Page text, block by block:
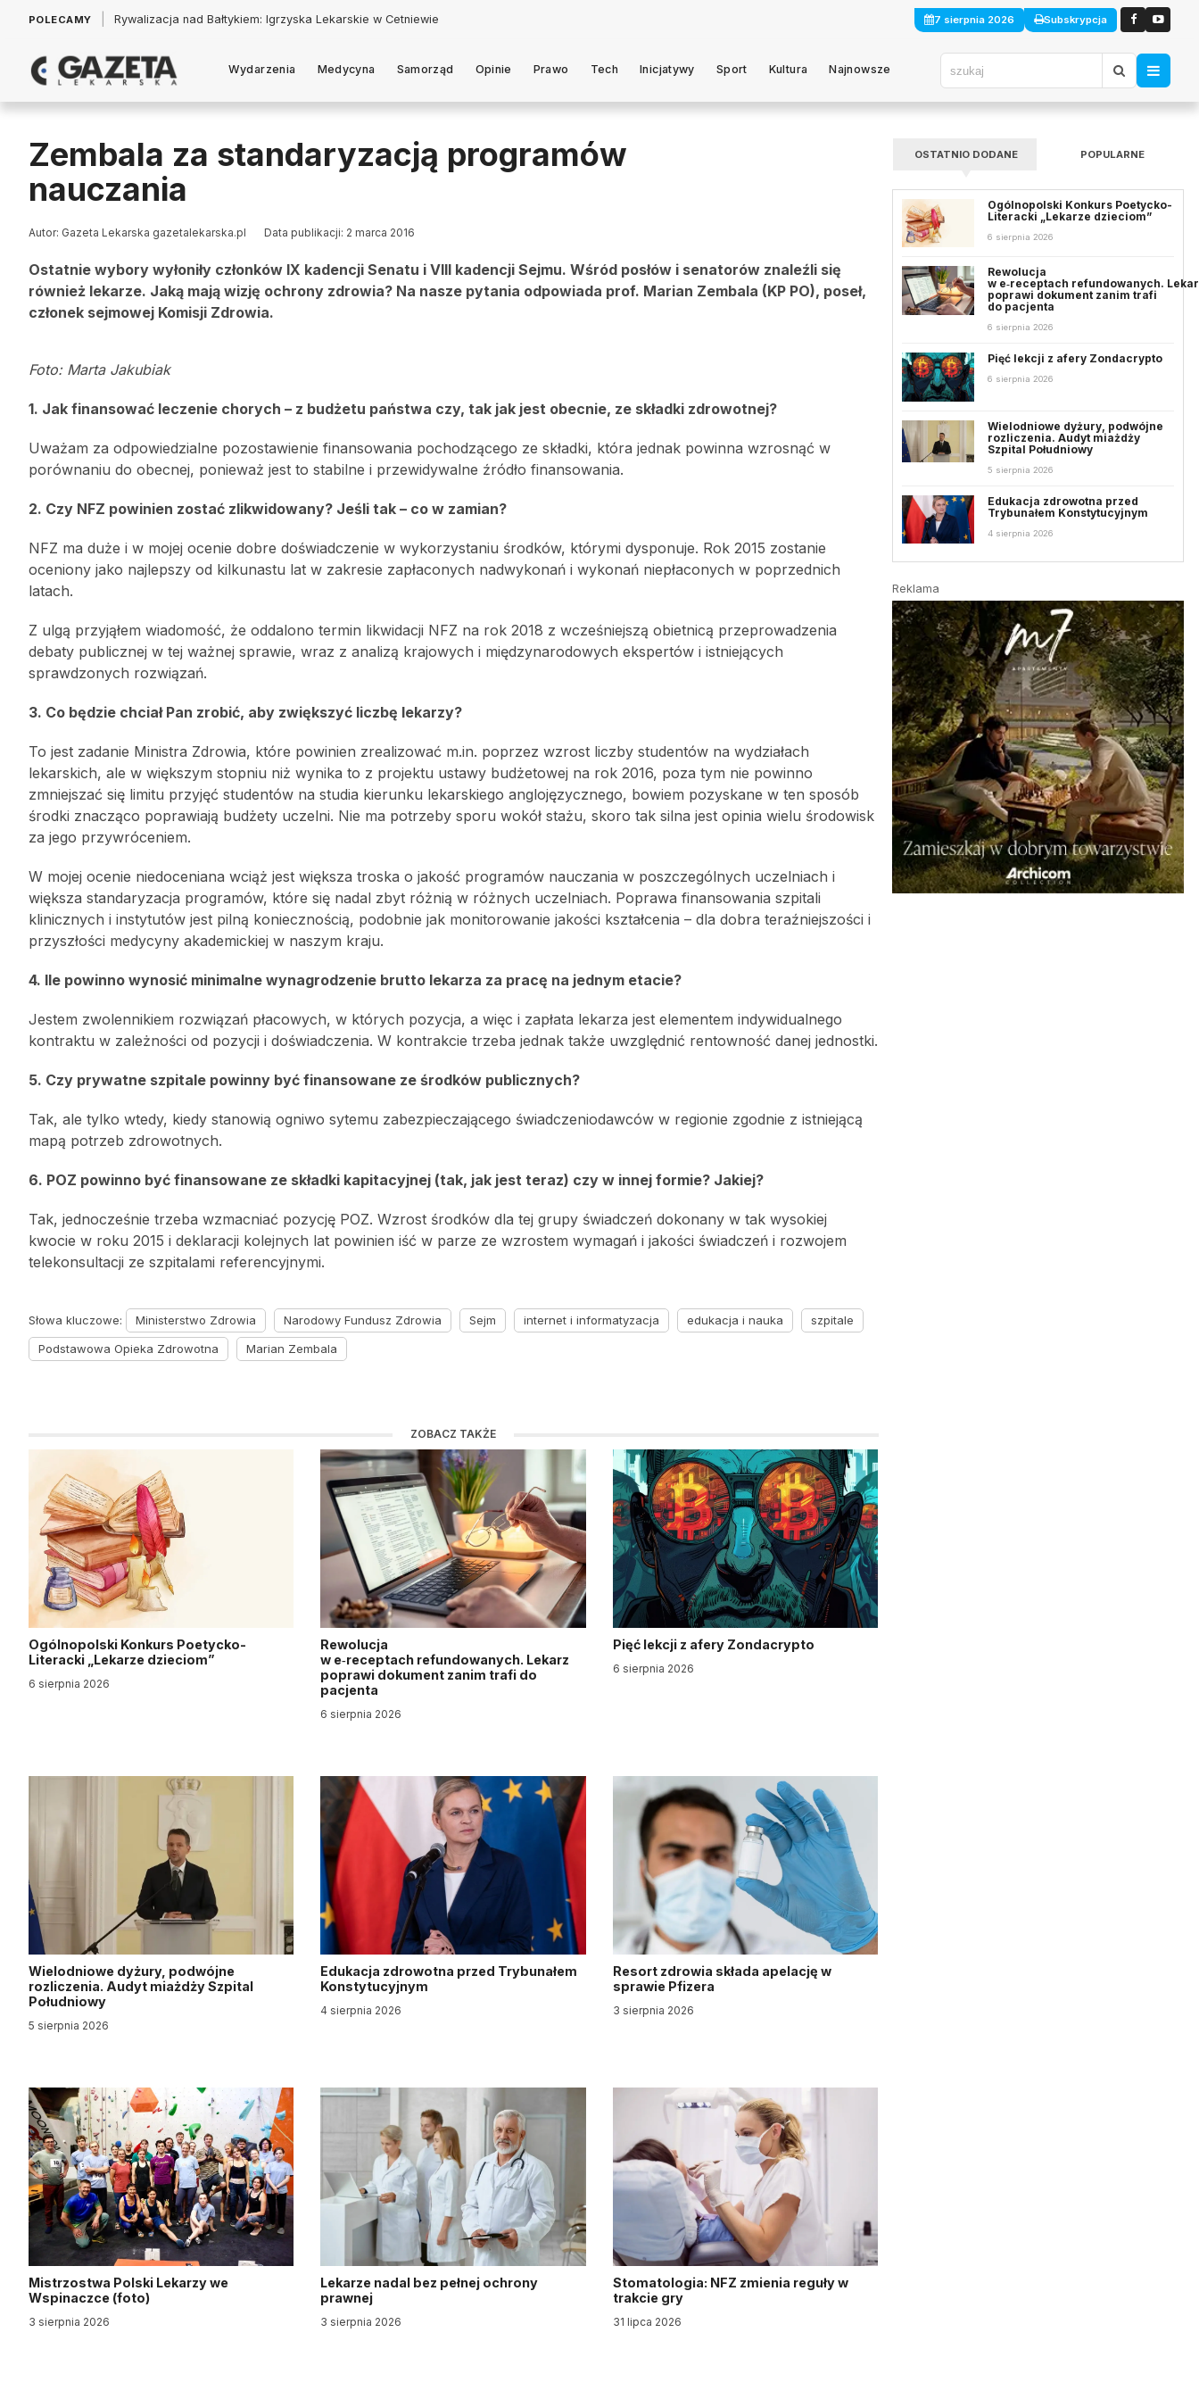
POLECAMY Łukasz Jankowski: Politycy w pogoni za króliczkiem 7 sierpnia 2026 Subskrypcja
Wydarzenia Medycyna Samorząd Opinie Prawo Tech Inicjatywy Sport Kultura Najnowsze
Zembala za standaryzacją programów
nauczania
Autor: Gazeta Lekarska gazetalekarska.pl Data publikacji: 2 marca 2016
Ostatnie wybory wyłoniły członków IX kadencji Senatu i VIII kadencji Sejmu. Wśród posłów i senatorów znaleźli się
również lekarze. Jaką mają wizję ochrony zdrowia? Na nasze pytania odpowiada prof. Marian Zembala (KP PO), poseł,
członek sejmowej Komisji Zdrowia.
Foto: Marta Jakubiak
1. Jak finansować leczenie chorych – z budżetu państwa czy, tak jak jest obecnie, ze składki zdrowotnej?
Uważam za odpowiedzialne pozostawienie finansowania pochodzącego ze składki, która jednak powinna wzrosnąć w
porównaniu do obecnej, ponieważ jest to stabilne i przewidywalne źródło finansowania.
2. Czy NFZ powinien zostać zlikwidowany? Jeśli tak – co w zamian?
NFZ ma duże i w mojej ocenie dobre doświadczenie w wykorzystaniu środków, którymi dysponuje. Rok 2015 zostanie
oceniony jako najlepszy od kilkunastu lat w zakresie zapłaconych nadwykonań i wykonań niepłaconych w poprzednich
latach.
Z ulgą przyjąłem wiadomość, że oddalono termin likwidacji NFZ na rok 2018 z wcześniejszą obietnicą przeprowadzenia
debaty publicznej w tej ważnej sprawie, wraz z analizą krajowych i międzynarodowych ekspertów i istniejących
sprawdzonych rozwiązań.
3. Co będzie chciał Pan zrobić, aby zwiększyć liczbę lekarzy?
To jest zadanie Ministra Zdrowia, które powinien zrealizować m.in. poprzez wzrost liczby studentów na wydziałach
lekarskich, ale w większym stopniu niż wynika to z projektu ustawy budżetowej na rok 2016, poza tym nie powinno
zmniejszać się limitu przyjęć studentów na studia kierunku lekarskiego anglojęzycznego, bowiem pozyskane w ten sposób
środki znacząco poprawiają budżety uczelni. Nie ma potrzeby sporu wokół stażu, skoro tak silna jest opinia wielu środowisk
za jego przywróceniem.
W mojej ocenie niedoceniana wciąż jest większa troska o jakość programów nauczania w poszczególnych uczelniach i
większa standaryzacja programów, które się nadal zbyt różnią w różnych uczelniach. Poprawa finansowania szpitali
klinicznych i instytutów jest pilną koniecznością, podobnie jak monitorowanie jakości kształcenia – dla dobra teraźniejszości i
przyszłości medycyny akademickiej w naszym kraju.
4. Ile powinno wynosić minimalne wynagrodzenie brutto lekarza za pracę na jednym etacie?
Jestem zwolennikiem rozwiązań płacowych, w których pozycja, a więc i zapłata lekarza jest elementem indywidualnego
kontraktu w zależności od pozycji i doświadczenia. W kontrakcie trzeba jednak także uwzględnić rentowność danej jednostki.
5. Czy prywatne szpitale powinny być finansowane ze środków publicznych?
Tak, ale tylko wtedy, kiedy stanowią ogniwo sytemu zabezpieczającego świadczeniodawców w regionie zgodnie z istniejącą
mapą potrzeb zdrowotnych.
6. POZ powinno być finansowane ze składki kapitacyjnej (tak, jak jest teraz) czy w innej formie? Jakiej?
Tak, jednocześnie trzeba wzmacniać pozycję POZ. Wzrost środków dla tej grupy świadczeń dokonany w tak wysokiej
kwocie w roku 2015 i deklaracji kolejnych lat powinien iść w parze ze wzrostem wymagań i jakości świadczeń i rozwojem
telekonsultacji ze szpitalami referencyjnymi.
Słowa kluczowe: Ministerstwo Zdrowia Narodowy Fundusz Zdrowia Sejm internet i informatyzacja edukacja i nauka
szpitale
Podstawowa Opieka Zdrowotna
Marian Zembala
ZOBACZ TAKŻE
Ogólnopolski Konkurs Poetycko-
Literacki „Lekarze dzieciom”
6 sierpnia 2026
Rewolucja
w e‑receptach refundowanych. Lekarz
poprawi dokument zanim trafi do
pacjenta
6 sierpnia 2026
Pięć lekcji z afery Zondacrypto
6 sierpnia 2026
Wielodniowe dyżury, podwójne
rozliczenia. Audyt miażdży Szpital
Południowy
5 sierpnia 2026
Edukacja zdrowotna przed Trybunałem
Konstytucyjnym
4 sierpnia 2026
Resort zdrowia składa apelację w
sprawie Pfizera
3 sierpnia 2026
Mistrzostwa Polski Lekarzy we
Wspinaczce (foto)
3 sierpnia 2026
Lekarze nadal bez pełnej ochrony
prawnej
3 sierpnia 2026
Stomatologia: NFZ zmienia reguły w
trakcie gry
31 lipca 2026
OSTATNIO DODANE POPULARNE
Ogólnopolski Konkurs Poetycko-
Literacki „Lekarze dzieciom”
6 sierpnia 2026
Rewolucja
w e‑receptach refundowanych.
poprawi dokument zanim trafi
do pacjenta
6 sierpnia 2026
Pięć lekcji z afery Zondacrypto
6 sierpnia 2026
Wielodniowe dyżury, podwójne
rozliczenia. Audyt miażdży
Szpital Południowy
5 sierpnia 2026
Edukacja zdrowotna przed
Trybunałem Konstytucyjnym
4 sierpnia 2026
Reklama